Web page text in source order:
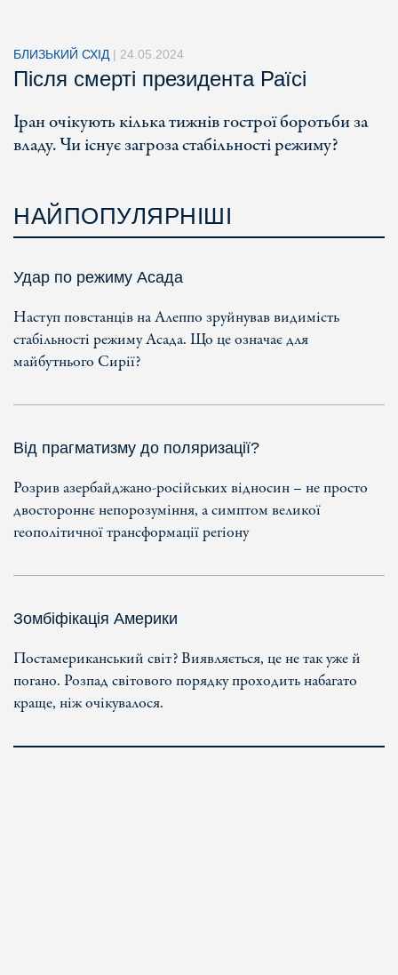
БЛИЗЬКИЙ СХІД | 24.05.2024
Після смерті президента Раїсі
Іран очікують кілька тижнів гострої боротьби за
владу. Чи існує загроза стабільності режиму?
НАЙПОПУЛЯРНІШІ
Удар по режиму Асада
Наступ повстанців на Алеппо зруйнував видимість
стабільності режиму Асада. Що це означає для
майбутнього Сирії?
Від прагматизму до поляризації?
Розрив азербайджано-російських відносин – не просто
двостороннє непорозуміння, а симптом великої
геополітичної трансформації регіону
Зомбіфікація Америки
Постамериканський світ? Виявляється, це не так уже й
погано. Розпад світового порядку проходить набагато
краще, ніж очікувалося.